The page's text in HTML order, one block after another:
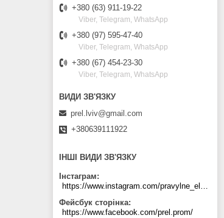
+380 (63) 911-19-22
Viber, Telegram, WhatsApp
+380 (97) 595-47-40
Viber, Telegram, WhatsApp
+380 (67) 454-23-30
Viber, Telegram, WhatsApp
prel.lviv@gmail.com
+380639111922
ІНШІ ВИДИ ЗВ'ЯЗКУ
Інстаграм
https://www.instagram.com/pravylne_electrozhyvlennya/
Фейсбук сторінка
https://www.facebook.com/prel.prom/